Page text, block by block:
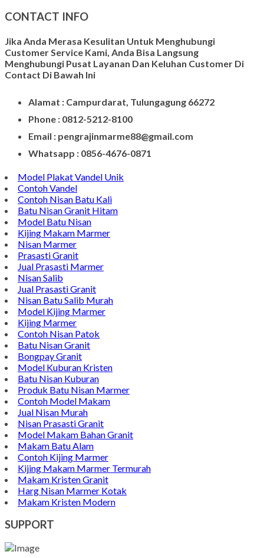
CONTACT INFO
Jika Anda Merasa Kesulitan Untuk Menghubungi
Customer Service Kami, Anda Bisa Langsung
Menghubungi Pusat Layanan Dan Keluhan Customer Di
Contact Di Bawah Ini
Alamat : Campurdarat, Tulungagung 66272
Phone : 0812-5212-8100
Email : pengrajinmarme88@gmail.com
Whatsapp : 0856-4676-0871
Model Plakat Vandel Unik
Contoh Vandel
Contoh Nisan Batu Kali
Batu Nisan Granit Hitam
Model Batu Nisan
Kijing Makam Marmer
Nisan Marmer
Prasasti Granit
Jual Prasasti Marmer
Nisan Salib
Jual Prasasti Granit
Nisan Batu Salib Murah
Model Kijing Marmer
Kijing Marmer
Contoh Nisan Patok
Batu Nisan Granit
Bongpay Granit
Model Kuburan Kristen
Batu Nisan Kuburan
Produk Batu Nisan Marmer
Contoh Model Makam
Jual Nisan Murah
Nisan Prasasti Granit
Model Makam Bahan Granit
Makam Batu Alam
Contoh Kijing Marmer
Kijing Makam Marmer Termurah
Makam Kristen Granit
Harg Nisan Marmer Kotak
Makam Kristen Modern
SUPPORT